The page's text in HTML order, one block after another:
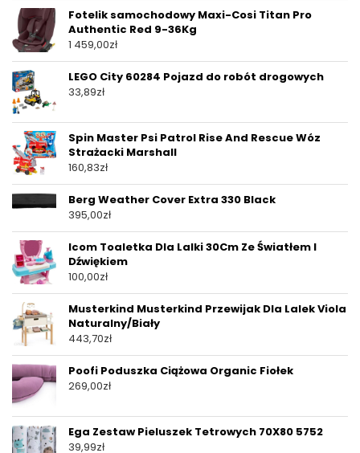
Fotelik samochodowy Maxi-Cosi Titan Pro
Authentic Red 9-36Kg
1 459,00zł
LEGO City 60284 Pojazd do robót drogowych
33,89zł
Spin Master Psi Patrol Rise And Rescue Wóz
Strażacki Marshall
160,83zł
Berg Weather Cover Extra 330 Black
395,00zł
Icom Toaletka Dla Lalki 30Cm Ze Światłem I
Dźwiękiem
100,00zł
Musterkind Musterkind Przewijak Dla Lalek Viola
Naturalny/Biały
443,70zł
Poofi Poduszka Ciążowa Organic Fiołek
269,00zł
Ega Zestaw Pieluszek Tetrowych 70X80 5752
39,99zł